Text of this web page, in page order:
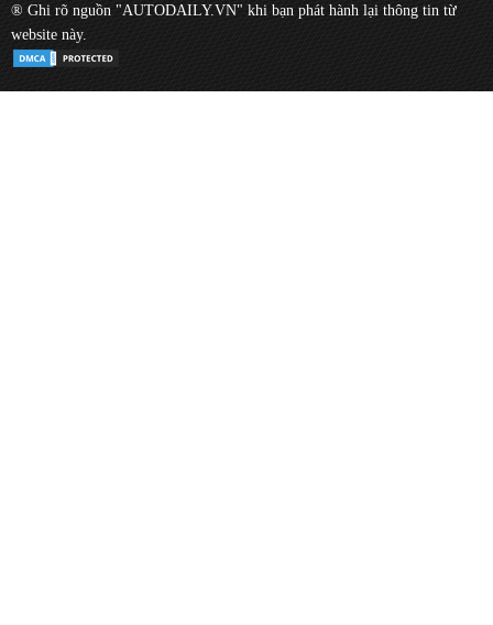
® Ghi rõ nguồn "AUTODAILY.VN" khi bạn phát hành lại thông tin từ
website này.